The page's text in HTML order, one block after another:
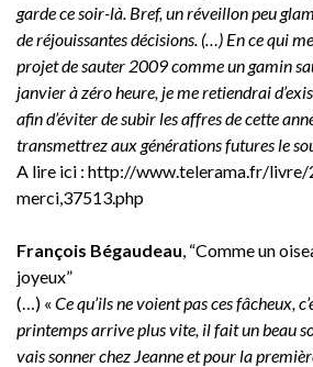
garde ce soir-là. Bref, un réveillon peu
de réjouissantes décisions. (…) En ce qui
projet de sauter 2009 comme un gamin
janvier à zéro heure, je me retiendrai
afin d’éviter de subir les affres de cette
transmettrez aux générations futures le
A lire ici : http://www.telerama.fr/livre/
merci,37513.php
François Bégaudeau , “Comme un
joyeux”
(…) « Ce qu’ils ne voient pas ces fâcheux,
printemps arrive plus vite, il fait un beau
vais sonner chez Jeanne et pour la